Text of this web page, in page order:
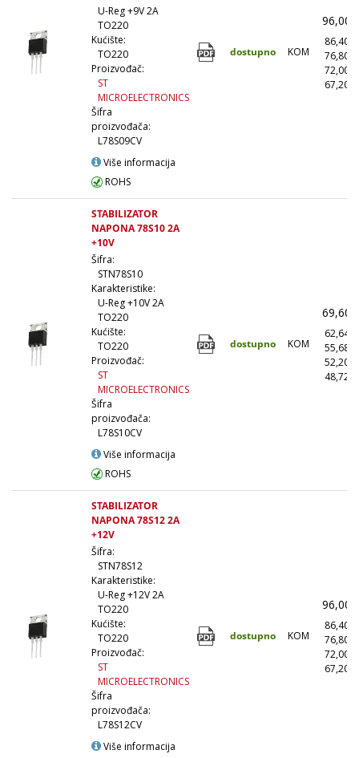
U-Reg +9V 2A
TO220
Kućište:
TO220
Proizvođač:
ST
MICROELECTRONICS
Šifra
proizvođača:
L78S09CV
Više informacija
ROHS
dostupno KOM
96,00
86,40
76,80
72,00
67,20
STABILIZATOR
NAPONA 78S10 2A
+10V
Šifra:
STN78S10
Karakteristike:
U-Reg +10V 2A
TO220
Kućište:
TO220
Proizvođač:
ST
MICROELECTRONICS
Šifra
proizvođača:
L78S10CV
Više informacija
ROHS
dostupno KOM
69,60
62,64
55,68
52,20
48,72
STABILIZATOR
NAPONA 78S12 2A
+12V
Šifra:
STN78S12
Karakteristike:
U-Reg +12V 2A
TO220
Kućište:
TO220
Proizvođač:
ST
MICROELECTRONICS
Šifra
proizvođača:
L78S12CV
Više informacija
dostupno KOM
96,00
86,40
76,80
72,00
67,20